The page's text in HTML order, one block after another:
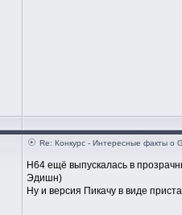
Re: Конкурс - Интересные факты о
Н64 ещё выпускалась в
Эдишн)
Ну и версия Пикачу в виде